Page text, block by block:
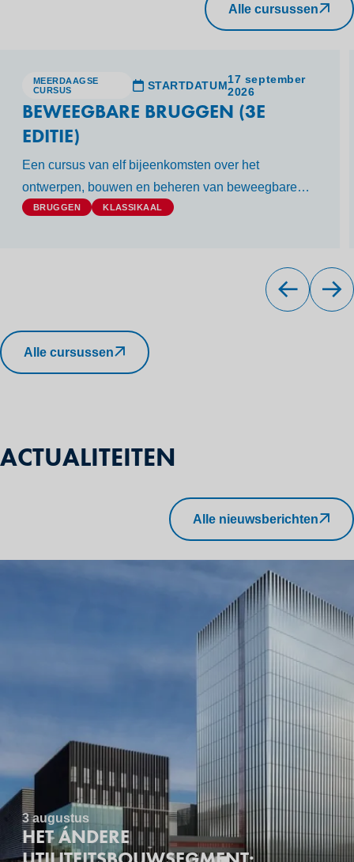
Alle cursussen
MEERDAAGSE
CURSUS
STARTDATUM17 september
2026
BEWEEGBARE BRUGGEN (3E
EDITIE)
Een cursus van elf bijeenkomsten over het
ontwerpen, bouwen en beheren van beweegbare
verkeersbruggen.
BRUGGEN KLASSIKAAL
Alle cursussen
ACTUALITEITEN
Alle nieuwsberichten
3 augustus
HET ÁNDERE